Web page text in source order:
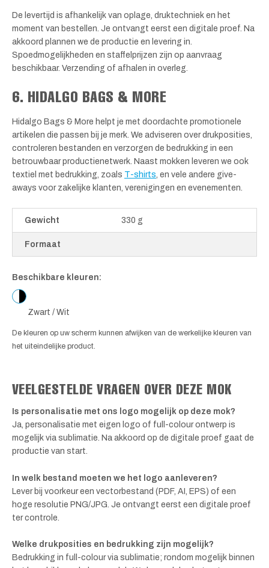
De levertijd is afhankelijk van oplage, druktechniek en het
moment van bestellen. Je ontvangt eerst een digitale proef. Na
akkoord plannen we de productie en levering in.
Spoedmogelijkheden en staffelprijzen zijn op aanvraag
beschikbaar. Verzending of afhalen in overleg.
6. HIDALGO BAGS & MORE
Hidalgo Bags & More helpt je met doordachte promotionele
artikelen die passen bij je merk. We adviseren over drukposities,
controleren bestanden en verzorgen de bedrukking in een
betrouwbaar productienetwerk. Naast mokken leveren we ook
textiel met bedrukking, zoals T-shirts , en vele andere give-
aways voor zakelijke klanten, verenigingen en evenementen.
Gewicht 330 g
Formaat
Beschikbare kleuren:
Zwart / Wit
De kleuren op uw scherm kunnen afwijken van de werkelijke kleuren van
het uiteindelijke product.
VEELGESTELDE VRAGEN OVER DEZE MOK
Is personalisatie met ons logo mogelijk op deze mok?
Ja, personalisatie met eigen logo of full-colour ontwerp is
mogelijk via sublimatie. Na akkoord op de digitale proef gaat de
productie van start.
In welk bestand moeten we het logo aanleveren?
Lever bij voorkeur een vectorbestand (PDF, AI, EPS) of een
hoge resolutie PNG/JPG. Je ontvangt eerst een digitale proef
ter controle.
Welke drukposities en bedrukking zijn mogelijk?
Bedrukking in full-colour via sublimatie; rondom mogelijk binnen